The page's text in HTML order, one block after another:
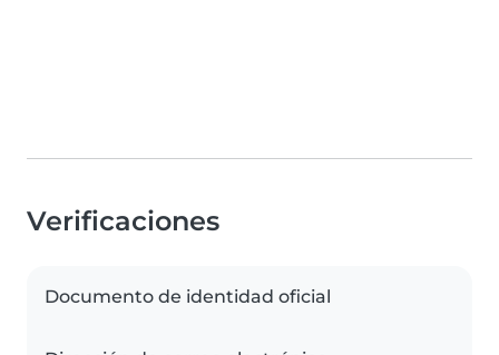
Verificaciones
Documento de identidad oficial